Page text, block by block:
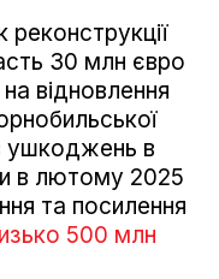
реконструкції
30 млн євро
відновлення
ушкоджень в
в лютому 2025
та посилення
500 млн